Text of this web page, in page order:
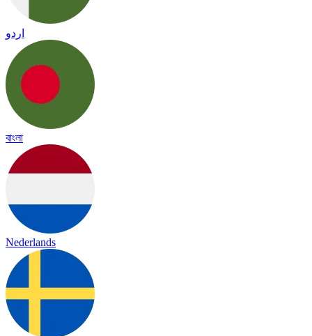
اردو
বাংলা
Nederlands